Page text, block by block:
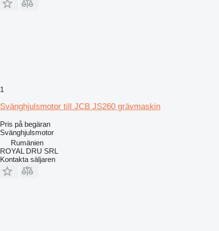
1
Svänghjulsmotor till JCB JS260 grävmaskin
Pris på begäran
Svänghjulsmotor
Rumänien
ROYAL DRU SRL
Kontakta säljaren